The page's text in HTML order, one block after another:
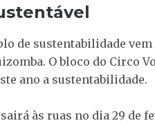
de sustentabilidade
O bloco do Circo
ano a sustentabilidade.
às ruas no dia 29 de